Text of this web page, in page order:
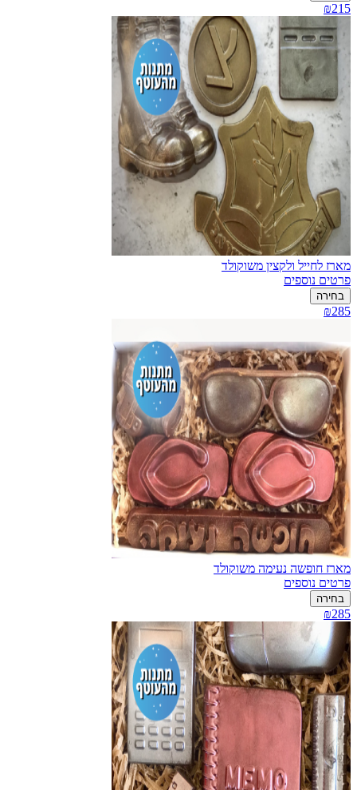
₪215
מארז לחייל ולקצין משוקולד
פרטים נוספים
בחירה
₪285
מארז חופשה נעימה משוקולד
פרטים נוספים
בחירה
₪285